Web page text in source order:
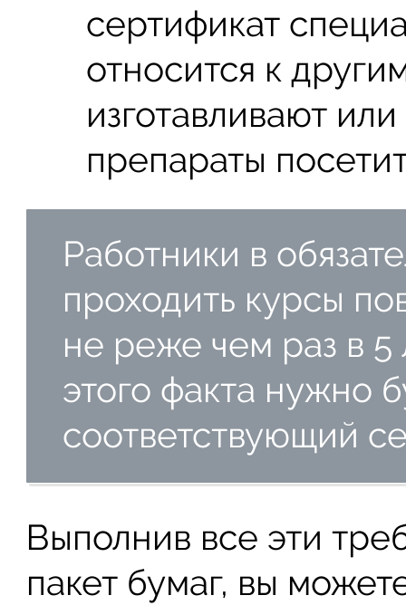
сертификат
относится к
изготавливают
препараты
Работники в
проходить курсы
не реже чем раз в
этого факта нужно
соответствующий
Выполнив все эти
пакет бумаг, вы